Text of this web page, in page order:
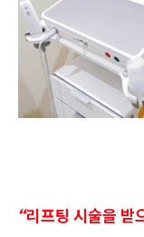
“리프팅 시술을 받